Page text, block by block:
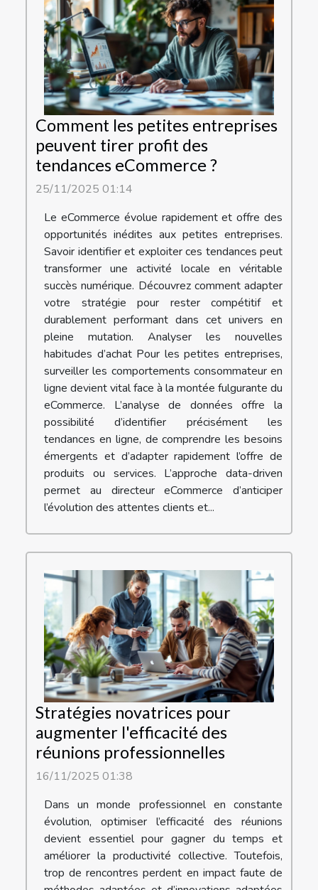
Comment les petites entreprises
peuvent tirer profit des
tendances eCommerce ?
25/11/2025 01:14
Le eCommerce évolue rapidement et offre des
opportunités inédites aux petites entreprises.
Savoir identifier et exploiter ces tendances peut
transformer une activité locale en véritable
succès numérique. Découvrez comment adapter
votre stratégie pour rester compétitif et
durablement performant dans cet univers en
pleine mutation. Analyser les nouvelles
habitudes d’achat Pour les petites entreprises,
surveiller les comportements consommateur en
ligne devient vital face à la montée fulgurante du
eCommerce. L’analyse de données offre la
possibilité d’identifier précisément les
tendances en ligne, de comprendre les besoins
émergents et d’adapter rapidement l’offre de
produits ou services. L’approche data-driven
permet au directeur eCommerce d’anticiper
l’évolution des attentes clients et...
Stratégies novatrices pour
augmenter l'efficacité des
réunions professionnelles
16/11/2025 01:38
Dans un monde professionnel en constante
évolution, optimiser l’efficacité des réunions
devient essentiel pour gagner du temps et
améliorer la productivité collective. Toutefois,
trop de rencontres perdent en impact faute de